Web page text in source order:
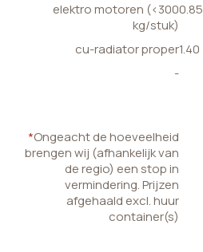
elektro motoren (<300
kg/stuk)
0.85
cu-radiator proper1.40
-
*Ongeacht de hoeveelheid
brengen wij (afhankelijk van
de regio) een stop in
vermindering. Prijzen
afgehaald excl. huur
container(s)